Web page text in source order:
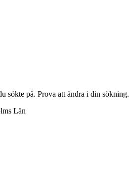
sökte på. Prova att ändra i din sökning.
Län